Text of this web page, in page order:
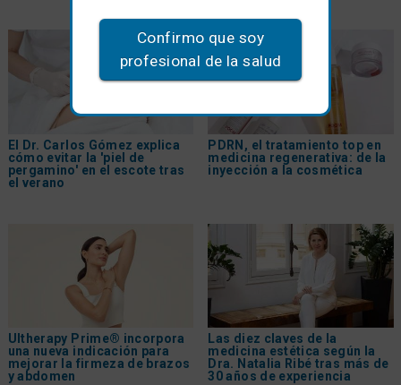
El Dr. Carlos Gómez explica
cómo evitar la 'piel de
pergamino' en el escote tras
el verano
PDRN, el tratamiento top en
medicina regenerativa: de la
inyección a la cosmética
Ultherapy Prime® incorpora
una nueva indicación para
mejorar la firmeza de brazos
y abdomen
Las diez claves de la
medicina estética según la
Dra. Natalia Ribé tras más de
30 años de experiencia
Confirmo que soy
profesional de la salud